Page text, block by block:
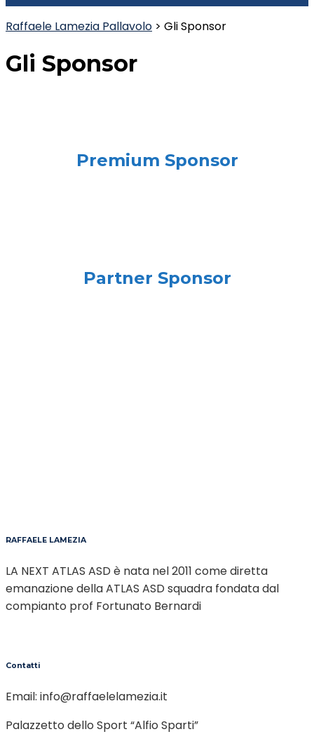
Raffaele Lamezia Pallavolo > Gli Sponsor
Gli Sponsor
Premium Sponsor
Partner Sponsor
RAFFAELE LAMEZIA
LA NEXT ATLAS ASD è nata nel 2011 come diretta
emanazione della ATLAS ASD squadra fondata dal
compianto prof Fortunato Bernardi
Contatti
Email: info@raffaelelamezia.it
Palazzetto dello Sport “Alfio Sparti”